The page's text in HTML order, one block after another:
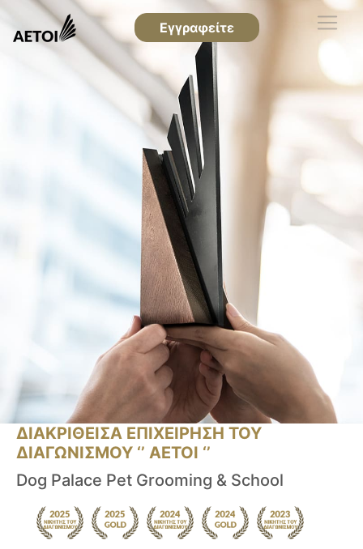
Εγγραφείτε
ΔΙΑΚΡΙΘΕΙΣΑ ΕΠΙΧΕΙΡΗΣΗ ΤΟΥ
ΔΙΑΓΩΝΙΣΜΟΥ ‘’ ΑΕΤΟΙ ‘’
Dog Palace Pet Grooming & School